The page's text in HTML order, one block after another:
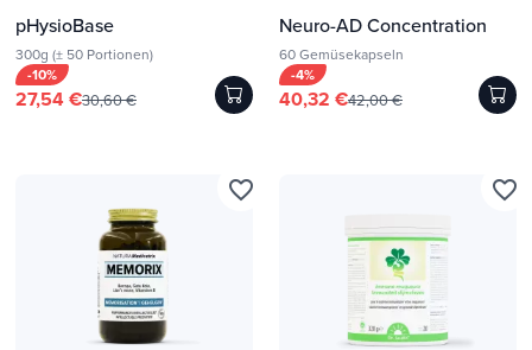
pHysioBase
300g (± 50 Portionen)
-10%
27,54 €30,60 €
Neuro-AD Concentration
60 Gemüsekapseln
-4%
40,32 €42,00 €
favorite_border favorite_border